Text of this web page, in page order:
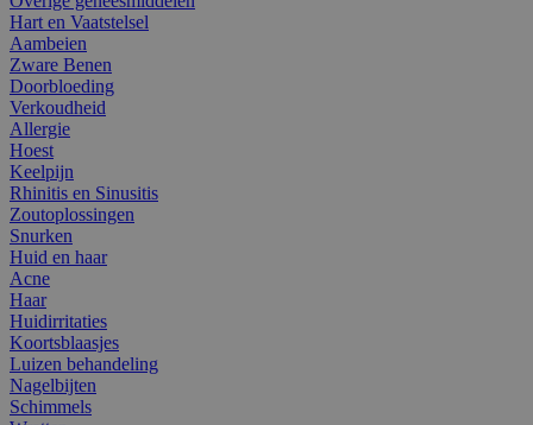
Hart en Vaatstelsel
Aambeien
Zware Benen
Doorbloeding
Verkoudheid
Allergie
Hoest
Keelpijn
Rhinitis en Sinusitis
Zoutoplossingen
Snurken
Huid en haar
Acne
Haar
Huidirritaties
Koortsblaasjes
Luizen behandeling
Nagelbijten
Schimmels